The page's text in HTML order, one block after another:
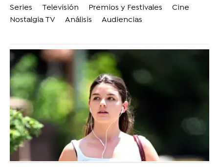
Series Televisión Premios y Festivales
Cine
Nostalgia TV
Análisis Audiencias